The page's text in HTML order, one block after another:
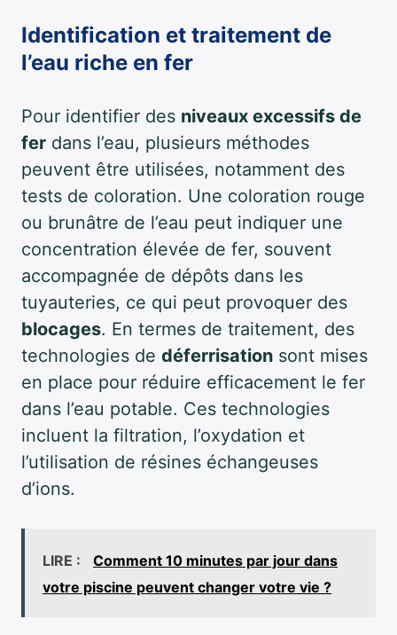
Identification et traitement de
l’eau riche en fer
Pour identifier des niveaux excessifs de
fer dans l’eau, plusieurs méthodes
peuvent être utilisées, notamment des
tests de coloration. Une coloration rouge
ou brunâtre de l’eau peut indiquer une
concentration élevée de fer, souvent
accompagnée de dépôts dans les
tuyauteries, ce qui peut provoquer des
blocages. En termes de traitement, des
technologies de déferrisation sont mises
en place pour réduire efficacement le fer
dans l’eau potable. Ces technologies
incluent la filtration, l’oxydation et
l’utilisation de résines échangeuses
d’ions.
LIRE :
Comment 10 minutes par jour dans
votre piscine peuvent changer votre vie ?